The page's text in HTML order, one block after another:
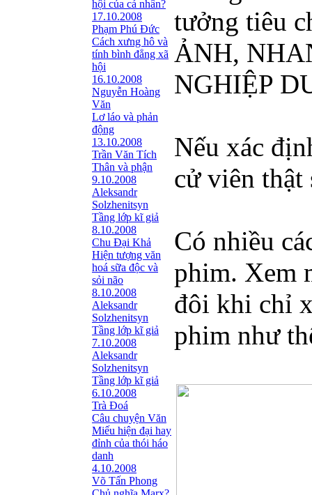
hội của cá nhân?
17.10.2008
Phạm Phú Đức
Cách xưng hô và
tính bình đẳng xã
hội
16.10.2008
Nguyễn Hoàng
Văn
Lơ láo và phản
động
13.10.2008
Trần Văn Tích
Thân và phận
9.10.2008
Aleksandr
Solzhenitsyn
Tầng lớp kĩ giả
8.10.2008
Chu Đại Khả
Hiện tượng văn
hoá sữa độc và
sỏi não
8.10.2008
Aleksandr
Solzhenitsyn
Tầng lớp kĩ giả
7.10.2008
Aleksandr
Solzhenitsyn
Tầng lớp kĩ giả
6.10.2008
Trà Đoá
Câu chuyện Văn
Miếu hiện đại hay
đỉnh của thói háo
danh
4.10.2008
Võ Tấn Phong
tưởng tiêu
ẢNH,
NGHIỆP
Nếu xác
cử viên thật
Có nhiều
phim. Xem
đôi khi chỉ
phim như